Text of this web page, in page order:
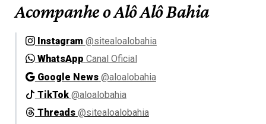
Acompanhe o Alô Alô Bahia
Instagram @sitealoalobahia
WhatsApp Canal Oficial
Google News @aloalobahia
TikTok @aloalobahia
Threads @sitealoalobahia